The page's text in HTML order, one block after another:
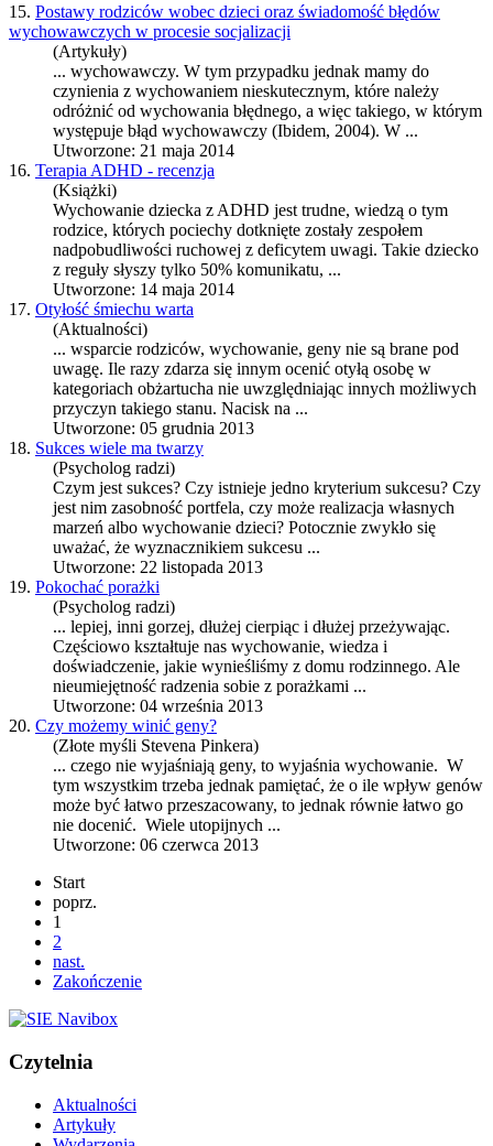
15. Postawy rodziców wobec dzieci oraz świadomość błędów
wychowawczych w procesie socjalizacji
(Artykuły)
... wychowawczy. W tym przypadku jednak mamy do
czynienia z wychowaniem nieskutecznym, które należy
odróżnić od wychowania błędnego, a więc takiego, w którym
występuje błąd wychowawczy (Ibidem, 2004). W ...
Utworzone: 21 maja 2014
16. Terapia ADHD - recenzja
(Książki)
Wychowanie dziecka z ADHD jest trudne, wiedzą o tym
rodzice, których pociechy dotknięte zostały zespołem
nadpobudliwości ruchowej z deficytem uwagi. Takie dziecko
z reguły słyszy tylko 50% komunikatu, ...
Utworzone: 14 maja 2014
17. Otyłość śmiechu warta
(Aktualności)
... wsparcie rodziców, wychowanie, geny nie są brane pod
uwagę. Ile razy zdarza się innym ocenić otyłą osobę w
kategoriach obżartucha nie uwzględniając innych możliwych
przyczyn takiego stanu. Nacisk na ...
Utworzone: 05 grudnia 2013
18. Sukces wiele ma twarzy
(Psycholog radzi)
Czym jest sukces? Czy istnieje jedno kryterium sukcesu? Czy
jest nim zasobność portfela, czy może realizacja własnych
marzeń albo wychowanie dzieci? Potocznie zwykło się
uważać, że wyznacznikiem sukcesu ...
Utworzone: 22 listopada 2013
19. Pokochać porażki
(Psycholog radzi)
... lepiej, inni gorzej, dłużej cierpiąc i dłużej przeżywając.
Częściowo kształtuje nas wychowanie, wiedza i
doświadczenie, jakie wynieśliśmy z domu rodzinnego. Ale
nieumiejętność radzenia sobie z porażkami ...
Utworzone: 04 września 2013
20. Czy możemy winić geny?
(Złote myśli Stevena Pinkera)
... czego nie wyjaśniają geny, to wyjaśnia wychowanie. W
tym wszystkim trzeba jednak pamiętać, że o ile wpływ genów
może być łatwo przeszacowany, to jednak równie łatwo go
nie docenić. Wiele utopijnych ...
Utworzone: 06 czerwca 2013
Start
poprz.
1
2
nast.
Zakończenie
Czytelnia
Aktualności
Artykuły